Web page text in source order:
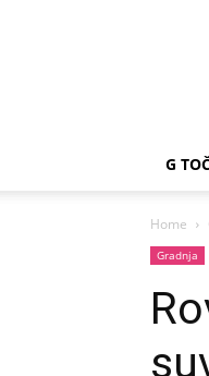
G
Home
Gradnja